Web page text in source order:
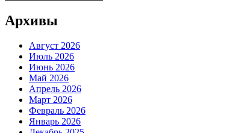
Архивы
Август 2026
Июль 2026
Июнь 2026
Май 2026
Апрель 2026
Март 2026
Февраль 2026
Январь 2026